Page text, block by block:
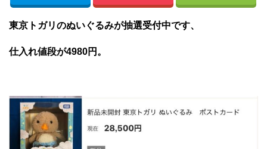
東京トガリのぬいぐるみが抽選受付中です、
仕入れ値段が4980円。